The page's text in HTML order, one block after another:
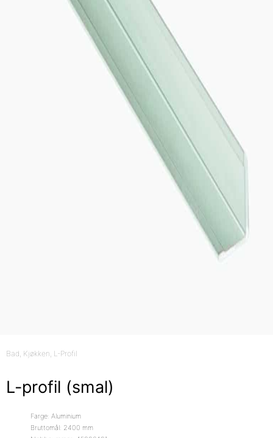
Bad, Kjøkken, L-Profil
L-profil (smal)
Farge: Aluminium
Bruttomål: 2400 mm